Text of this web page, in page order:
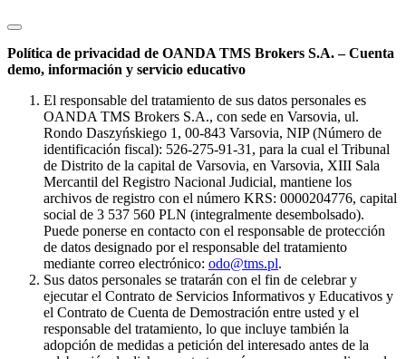
Política de privacidad de OANDA TMS Brokers S.A. – Cuenta
demo, información y servicio educativo
El responsable del tratamiento de sus datos personales es
OANDA TMS Brokers S.A., con sede en Varsovia, ul.
Rondo Daszyńskiego 1, 00-843 Varsovia, NIP (Número de
identificación fiscal): 526-275-91-31, para la cual el Tribunal
de Distrito de la capital de Varsovia, en Varsovia, XIII Sala
Mercantil del Registro Nacional Judicial, mantiene los
archivos de registro con el número KRS: 0000204776, capital
social de 3 537 560 PLN (integralmente desembolsado).
Puede ponerse en contacto con el responsable de protección
de datos designado por el responsable del tratamiento
mediante correo electrónico: odo@tms.pl.
Sus datos personales se tratarán con el fin de celebrar y
ejecutar el Contrato de Servicios Informativos y Educativos y
el Contrato de Cuenta de Demostración entre usted y el
responsable del tratamiento, lo que incluye también la
adopción de medidas a petición del interesado antes de la